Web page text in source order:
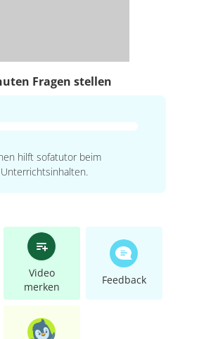
Fragen stellen
hilft sofatutor beim
Video
merken
Feedback